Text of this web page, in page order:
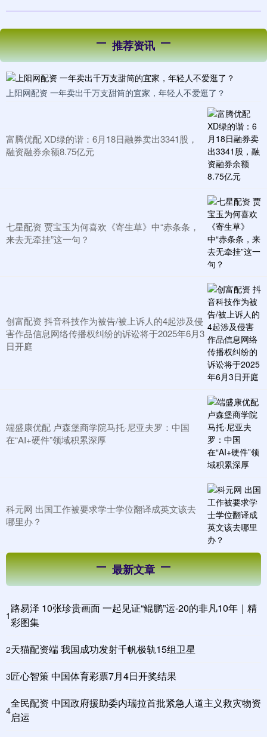
推荐资讯
上阳网配资 一年卖出千万支甜筒的宜家，年轻人不爱逛了？
富腾优配 XD绿的谐：6月18日融券卖出3341股，
融资融券余额8.75亿元
七星配资 贾宝玉为何喜欢《寄生草》中“赤条条，
来去无牵挂”这一句？
创富配资 抖音科技作为被告/被上诉人的4起涉及侵
害作品信息网络传播权纠纷的诉讼将于2025年6月3
日开庭
端盛康优配 卢森堡商学院马托·尼亚夫罗：中国
在“AI+硬件”领域积累深厚
科元网 出国工作被要求学士学位翻译成英文该去
哪里办？
最新文章
1
路易泽 10张珍贵画面 一起见证“鲲鹏”运-20的非凡10年｜精
彩图集
2天猫配资端 我国成功发射千帆极轨15组卫星
3匠心智策 中国体育彩票7月4日开奖结果
4
全民配资 中国政府援助委内瑞拉首批紧急人道主义救灾物资
启运